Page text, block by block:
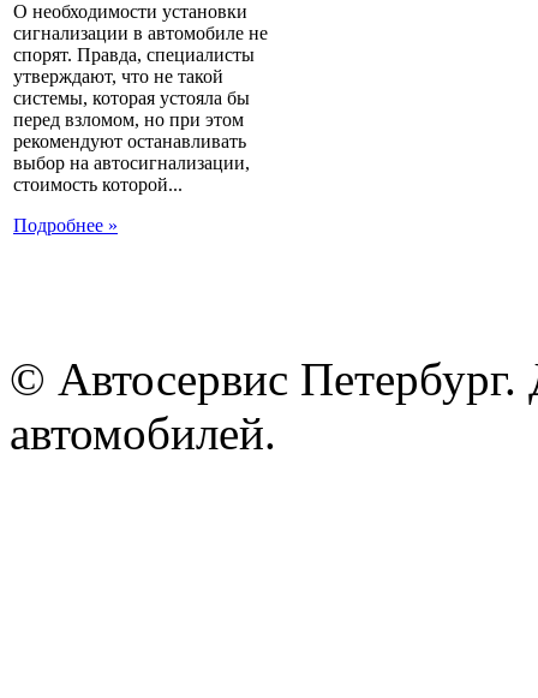
О необходимости установки
сигнализации в автомобиле не
спорят. Правда, специалисты
утверждают, что не такой
системы, которая устояла бы
перед взломом, но при этом
рекомендуют останавливать
выбор на автосигнализации,
стоимость которой...
Подробнее »
© Автосервис
автомобилей.